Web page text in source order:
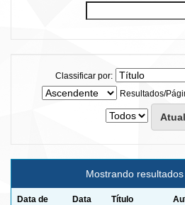
Classificar por:
Resultados/
Mostrando
Data de
Data
Título